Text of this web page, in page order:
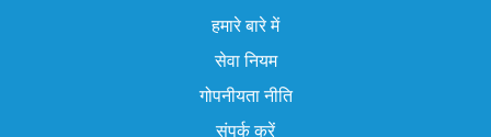
हमारे बारे में
सेवा नियम
गोपनीयता नीति
संपर्क करें